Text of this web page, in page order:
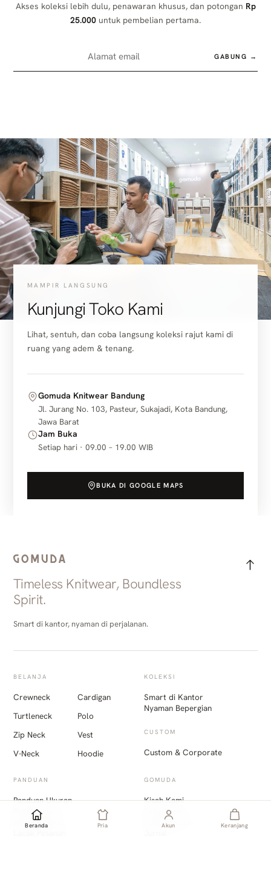
Akses koleksi lebih dulu, penawaran khusus, dan potongan Rp
25.000 untuk pembelian pertama.
GABUNG →
MAMPIR LANGSUNG
Kunjungi Toko Kami
Lihat, sentuh, dan coba langsung koleksi rajut kami di
ruang yang adem & tenang.
Gomuda Knitwear Bandung
Jl. Jurang No. 103, Pasteur, Sukajadi, Kota Bandung,
Jawa Barat
Jam Buka
Setiap hari · 09.00 – 19.00 WIB
BUKA DI GOOGLE MAPS
Timeless Knitwear, Boundless
Spirit.
Smart di kantor, nyaman di perjalanan.
BELANJA
Crewneck
Cardigan
Turtleneck
Polo
Zip Neck
Vest
V-Neck
Hoodie
KOLEKSI
Smart di Kantor
Nyaman Bepergian
CUSTOM
Custom & Corporate
PANDUAN
Panduan Ukuran
Pengiriman
Pengembalian
GOMUDA
Kisah Kami
Toko Kami
Keberlanjutan
Beranda Pria Akun Keranjang